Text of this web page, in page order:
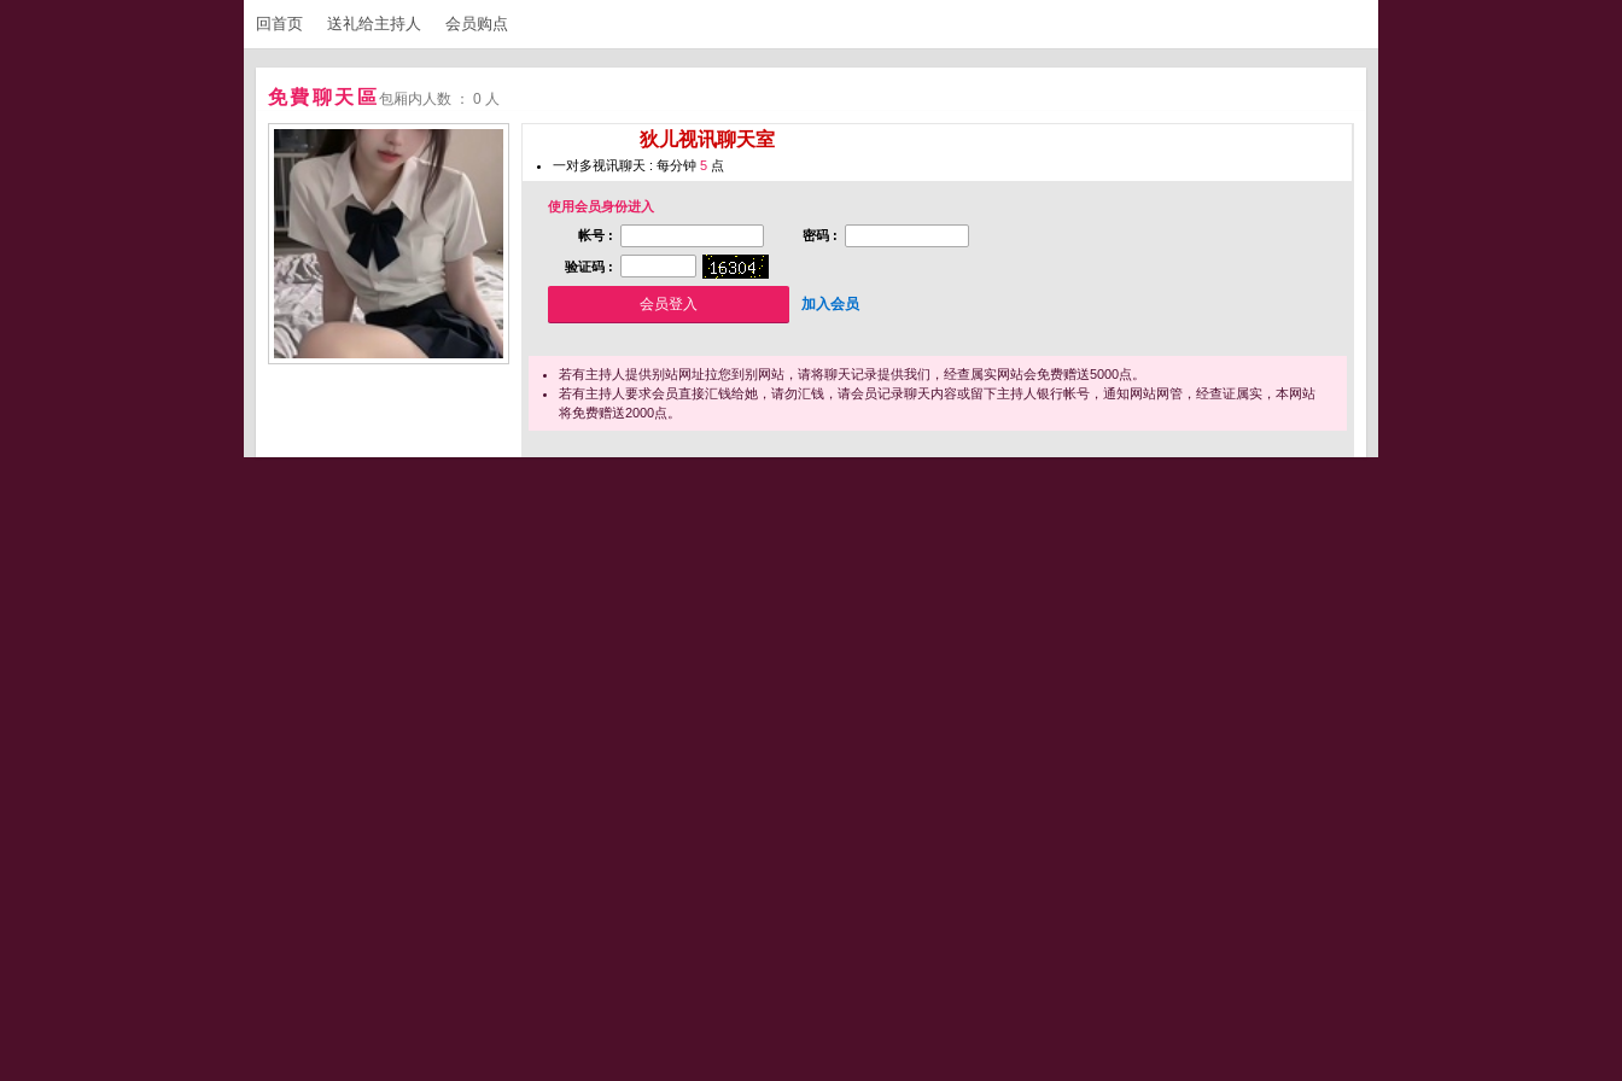
回首页 送礼给主持人 会员购点
免費聊天區包厢内人数 ： 0 人
狄儿视讯聊天室
一对多视讯聊天 : 每分钟 5 点
使用会员身份进入
帐号 :
密码 :
验证码 :
加入会员
若有主持人提供别站网址拉您到别网站，请将聊天记录提供我们，经查属实网站会免费赠送5000点。
若有主持人要求会员直接汇钱给她，请勿汇钱，请会员记录聊天内容或留下主持人银行帐号，通知网站网管，经查证属实，本网站
将免费赠送2000点。